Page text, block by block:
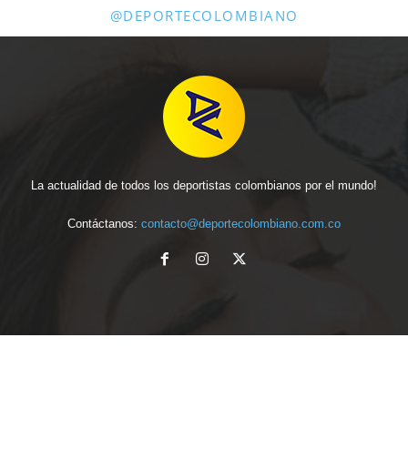
@DEPORTECOLOMBIANO
La actualidad de todos los deportistas colombianos por el mundo!
Contáctanos: contacto@deportecolombiano.com.co